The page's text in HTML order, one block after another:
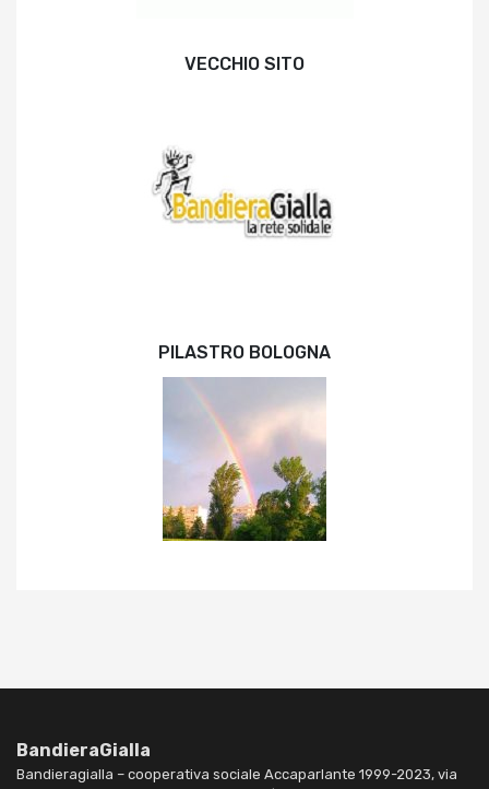
VECCHIO SITO
PILASTRO BOLOGNA
BandieraGialla
Bandieragialla – cooperativa sociale Accaparlante 1999-2023, via